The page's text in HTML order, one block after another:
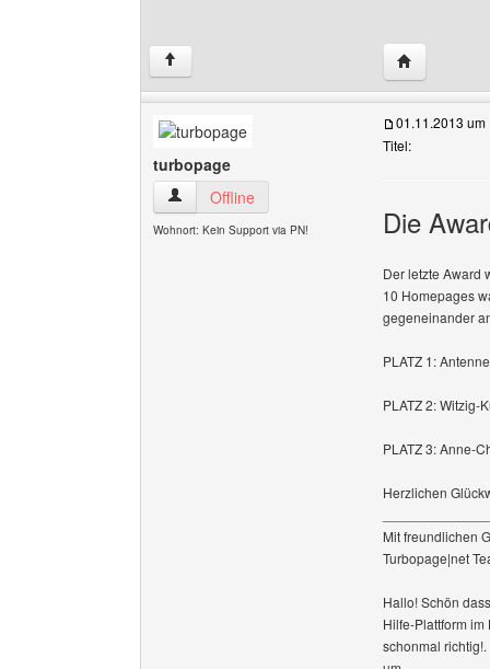
↑ Website
turbopage
turbopage Benutzer-Profile anzeigen
Offline
Wohnort: Kein Support via PN!
01.11.2013 um
Titel:
Die
Der letzte Award
10 Homepages
gegeneinander
PLATZ 1:
PLATZ 2: Witzig-
PLATZ 3: Anne-
Herzlichen
Mit freundlichen
Turbopage|net
Hallo! Schön
Hilfe-Plattform
schonmal